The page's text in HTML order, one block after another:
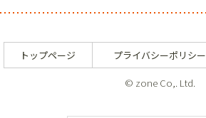
トップページ プライバシーポリシー
© zone Co,. Ltd.